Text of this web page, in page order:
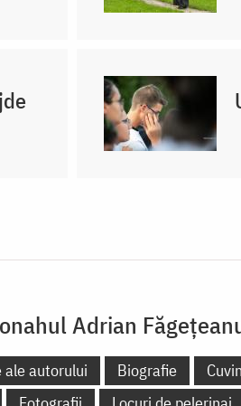
Adrian
ale autorului Biografie